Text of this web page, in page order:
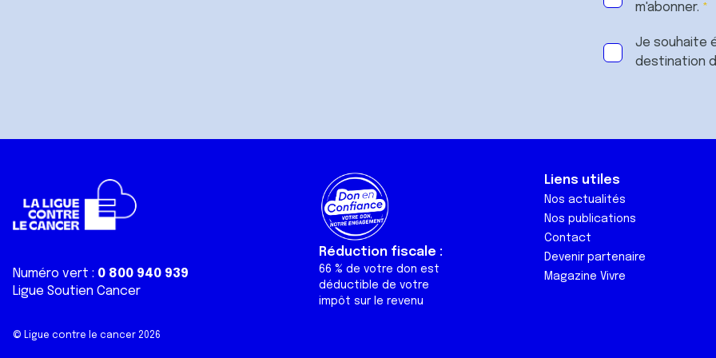
m'abonner.
Je souhaite
destination
Numéro vert : 0 800 940 939
Ligue Soutien Cancer
Réduction fiscale :
66 % de votre don est
déductible de votre
impôt sur le revenu
Liens utiles
Nos actualités
Nos publications
Contact
Devenir partenaire
Magazine Vivre
© Ligue contre le cancer 2026